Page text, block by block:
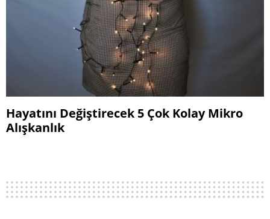
Hayatını Değiştirecek 5 Çok Kolay Mikro
Alışkanlık